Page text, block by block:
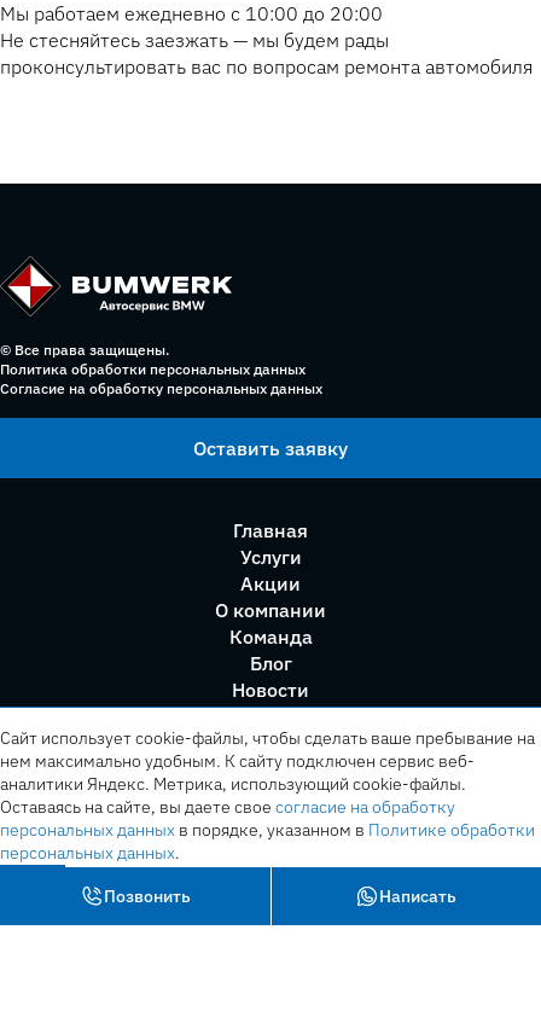
Мы работаем ежедневно с 10:00 до 20:00
Не стесняйтесь заезжать — мы будем рады
проконсультировать вас по вопросам ремонта автомобиля
© Все права защищены.
Политика обработки персональных данных
Согласие на обработку персональных данных
Оставить заявку
Главная
Услуги
Акции
О компании
Команда
Блог
Новости
Позвонить Написать
Сайт использует cookie-файлы, чтобы сделать ваше пребывание на
нем максимально удобным. К cайту подключен сервис веб-
аналитики Яндекс. Метрика, использующий cookie-файлы.
Оставаясь на сайте, вы даете свое согласие на обработку
персональных данных в порядке, указанном в Политике обработки
персональных данных.